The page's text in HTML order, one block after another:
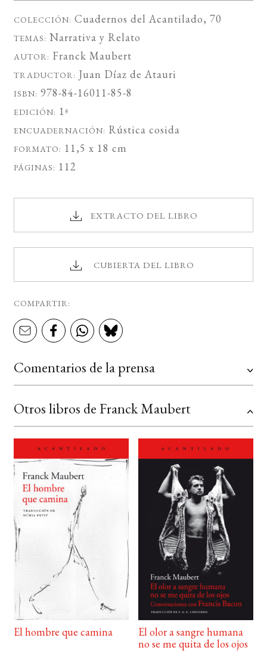
COLECCIÓN: Cuadernos del Acantilado, 70
TEMAS: Narrativa y Relato
AUTOR: Franck Maubert
TRADUCTOR: Juan Díaz de Atauri
ISBN: 978-84-16011-85-8
EDICIÓN: 1ª
ENCUADERNACIÓN: Rústica cosida
FORMATO: 11,5 x 18 cm
PÁGINAS: 112
EXTRACTO DEL LIBRO
CUBIERTA DEL LIBRO
COMPARTIR:
Comentarios de la prensa
Otros libros de Franck Maubert
El hombre que camina
El olor a sangre humana
no se me quita de los ojos